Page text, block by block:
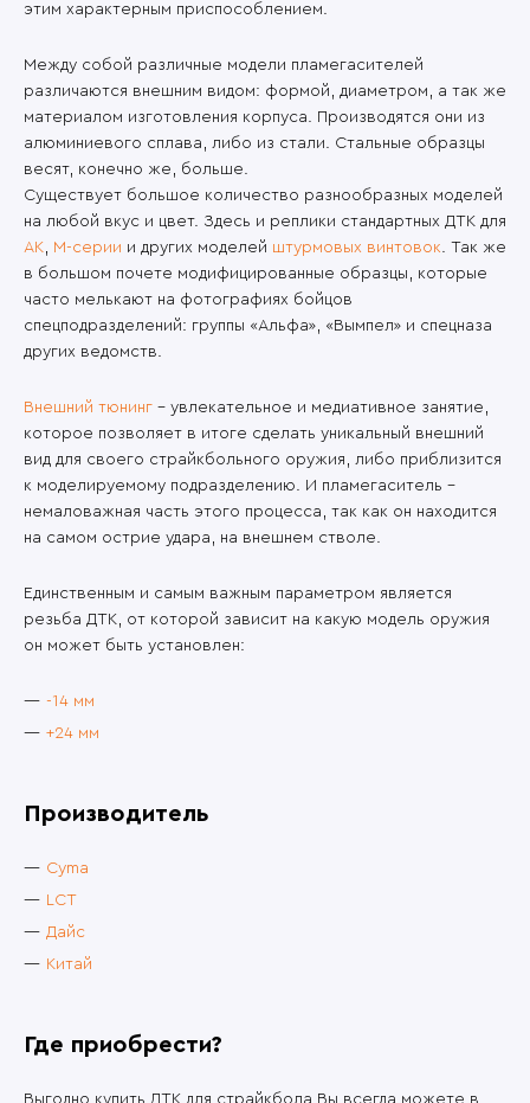
этим характерным приспособлением.
Между собой различные модели пламегасителей
различаются внешним видом: формой, диаметром, а так же
материалом изготовления корпуса. Производятся они из
алюминиевого сплава, либо из стали. Стальные образцы
весят, конечно же, больше.
Существует большое количество разнообразных моделей
на любой вкус и цвет. Здесь и реплики стандартных ДТК для
АК, М-серии и других моделей штурмовых винтовок. Так же
в большом почете модифицированные образцы, которые
часто мелькают на фотографиях бойцов
спецподразделений: группы «Альфа», «Вымпел» и спецназа
других ведомств.
Внешний тюнинг – увлекательное и медиативное занятие,
которое позволяет в итоге сделать уникальный внешний
вид для своего страйкбольного оружия, либо приблизится
к моделируемому подразделению. И пламегаситель –
немаловажная часть этого процесса, так как он находится
на самом острие удара, на внешнем стволе.
Единственным и самым важным параметром является
резьба ДТК, от которой зависит на какую модель оружия
он может быть установлен:
-14 мм
+24 мм
Производитель
Cyma
LCT
Дайс
Китай
Где приобрести?
Выгодно купить ДТК для страйкбола Вы всегда можете в